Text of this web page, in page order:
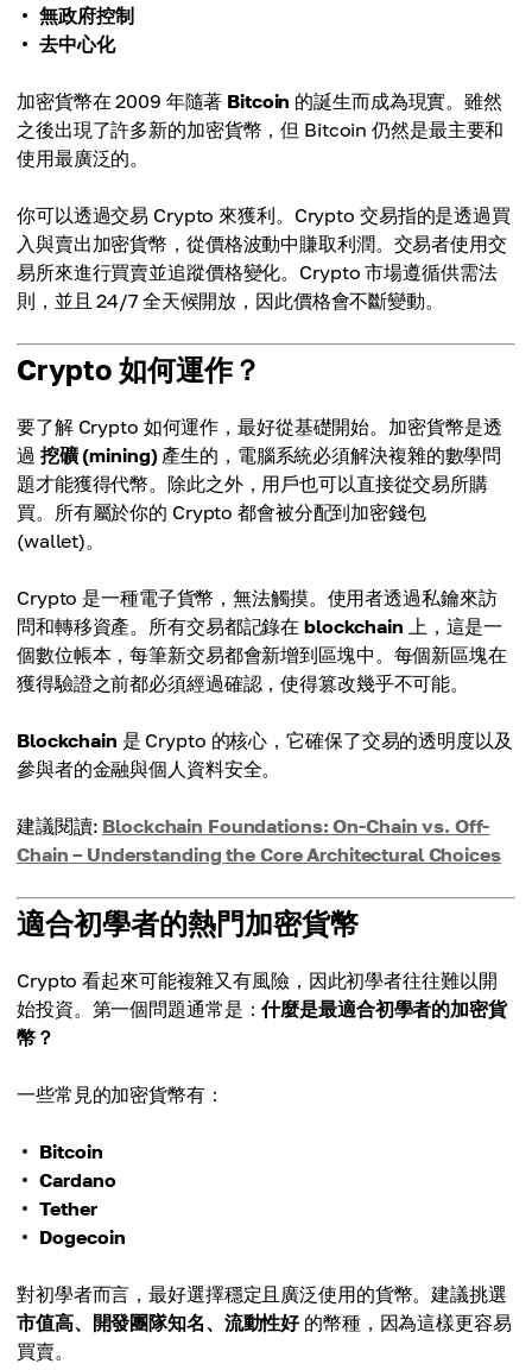
無政府控制
去中心化
加密貨幣在 2009 年隨著 Bitcoin 的誕生而成為現實。雖然
之後出現了許多新的加密貨幣，但 Bitcoin 仍然是最主要和
使用最廣泛的。
你可以透過交易 Crypto 來獲利。Crypto 交易指的是透過買
入與賣出加密貨幣，從價格波動中賺取利潤。交易者使用交
易所來進行買賣並追蹤價格變化。Crypto 市場遵循供需法
則，並且 24/7 全天候開放，因此價格會不斷變動。
Crypto 如何運作？
要了解 Crypto 如何運作，最好從基礎開始。加密貨幣是透
過 挖礦 (mining)產生的，電腦系統必須解決複雜的數學問
題才能獲得代幣。除此之外，用戶也可以直接從交易所購
買。所有屬於你的 Crypto 都會被分配到加密錢包
(wallet)。
Crypto 是一種電子貨幣，無法觸摸。使用者透過私鑰來訪
問和轉移資產。所有交易都記錄在blockchain 上，這是一
個數位帳本，每筆新交易都會新增到區塊中。每個新區塊在
獲得驗證之前都必須經過確認，使得篡改幾乎不可能。
Blockchain 是 Crypto 的核心，它確保了交易的透明度以及
參與者的金融與個人資料安全。
建議閱讀: Blockchain Foundations: On-Chain vs. Off-
Chain – Understanding the Core Architectural Choices
適合初學者的熱門加密貨幣
Crypto 看起來可能複雜又有風險，因此初學者往往難以開
始投資。第一個問題通常是：什麼是最適合初學者的加密貨
幣？
一些常見的加密貨幣有：
Bitcoin
Cardano
Tether
Dogecoin
對初學者而言，最好選擇穩定且廣泛使用的貨幣。建議挑選
市值高、開發團隊知名、流動性好的幣種，因為這樣更容易
買賣。